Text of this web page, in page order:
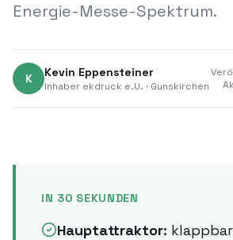
Energie-Messe-Spektrum.
K Kevin Eppensteiner
Inhaber ekdruck e.U. · Gunskirchen
IN 30 SEKUNDEN
Hauptattraktor: